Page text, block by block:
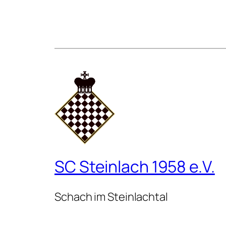
SC Steinlach 1958 e.V.
Schach im Steinlachtal